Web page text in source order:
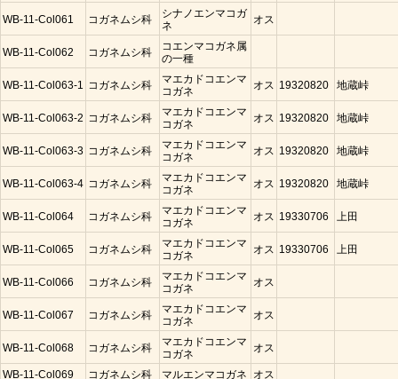
WB-11-Col061 コガネムシ科
シナノエンマコガ
ネ
オス
WB-11-Col062 コガネムシ科
コエンマコガネ属
の一種
WB-11-Col063-1 コガネムシ科
マエカドコエンマ
コガネ
オス 19320820 地蔵峠
WB-11-Col063-2 コガネムシ科
マエカドコエンマ
コガネ
オス 19320820 地蔵峠
WB-11-Col063-3 コガネムシ科
マエカドコエンマ
コガネ
オス 19320820 地蔵峠
WB-11-Col063-4 コガネムシ科
マエカドコエンマ
コガネ
オス 19320820 地蔵峠
WB-11-Col064 コガネムシ科
マエカドコエンマ
コガネ
オス 19330706 上田
WB-11-Col065 コガネムシ科
マエカドコエンマ
コガネ
オス 19330706 上田
WB-11-Col066 コガネムシ科
マエカドコエンマ
コガネ
オス
WB-11-Col067 コガネムシ科
マエカドコエンマ
コガネ
オス
WB-11-Col068 コガネムシ科
マエカドコエンマ
コガネ
オス
WB-11-Col069 コガネムシ科 マルエンマコガネ オス